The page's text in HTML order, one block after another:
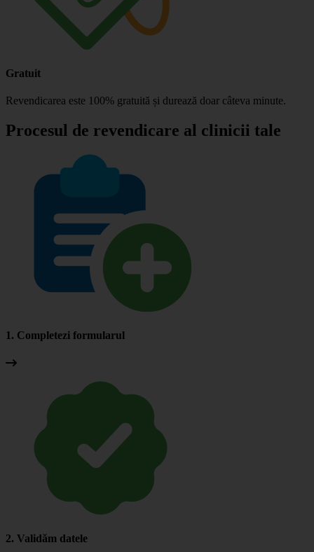
Gratuit
Revendicarea este 100% gratuită și durează doar câteva minute.
Procesul de revendicare al clinicii tale
1. Completezi formularul
2. Validăm datele